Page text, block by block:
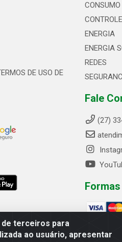
terceiros para
ao usuário, apresentar
DE USO DE
CONSUMO
ENERGIA
ENERGIA
REDES
Fale
(27)